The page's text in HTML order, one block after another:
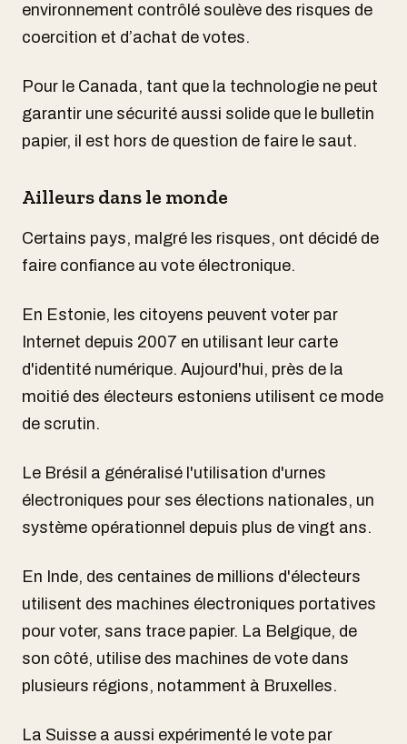
environnement contrôlé soulève des risques de
coercition et d’achat de votes.
Pour le Canada, tant que la technologie ne peut
garantir une sécurité aussi solide que le bulletin
papier, il est hors de question de faire le saut.
Ailleurs dans le monde
Certains pays, malgré les risques, ont décidé de
faire confiance au vote électronique.
En Estonie, les citoyens peuvent voter par
Internet depuis 2007 en utilisant leur carte
d'identité numérique. Aujourd'hui, près de la
moitié des électeurs estoniens utilisent ce mode
de scrutin.
Le Brésil a généralisé l'utilisation d'urnes
électroniques pour ses élections nationales, un
système opérationnel depuis plus de vingt ans.
En Inde, des centaines de millions d'électeurs
utilisent des machines électroniques portatives
pour voter, sans trace papier. La Belgique, de
son côté, utilise des machines de vote dans
plusieurs régions, notamment à Bruxelles.
La Suisse a aussi expérimenté le vote par